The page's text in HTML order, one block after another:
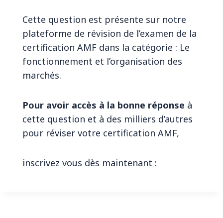
Cette question est présente sur notre
plateforme de révision de l’examen de la
certification AMF dans la catégorie : Le
fonctionnement et l’organisation des
marchés.
Pour avoir accès à la bonne réponse à
cette question et à des milliers d’autres
pour réviser votre certification AMF,
inscrivez vous dès maintenant :